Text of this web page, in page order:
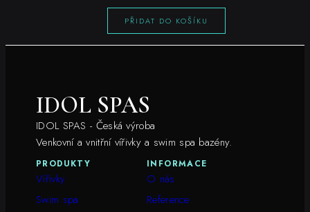
PŘIDAT DO KOŠÍKU
IDOL SPAS
IDOL SPAS - Česká výroba
Venkovní a vnitřní vířivky a swim spa bazény.
PRODUKTY
Vířivky
Swim spa
INFORMACE
O nás
Reference